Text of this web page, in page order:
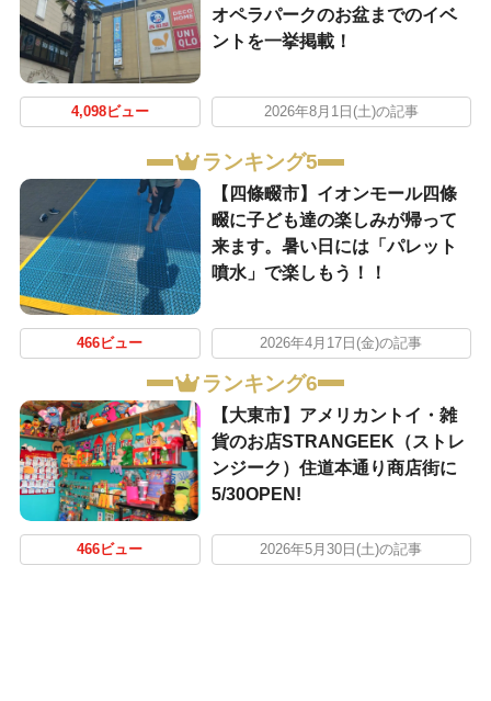
オペラパークのお盆までのイベ
ントを一挙掲載！
4,098ビュー 2026年8月1日(土)の記事
ランキング5
【四條畷市】イオンモール四條
畷に子ども達の楽しみが帰って
来ます。暑い日には「パレット
噴水」で楽しもう！！
466ビュー 2026年4月17日(金)の記事
ランキング6
【大東市】アメリカントイ・雑
貨のお店STRANGEEK（ストレ
ンジーク）住道本通り商店街に
5/30OPEN!
466ビュー 2026年5月30日(土)の記事